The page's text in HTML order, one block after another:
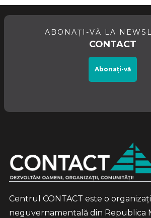
ABONAȚI-VĂ LA
CONTACT
Abonați-vă
Centrul CONTACT este o
neguvernamentală din Republica